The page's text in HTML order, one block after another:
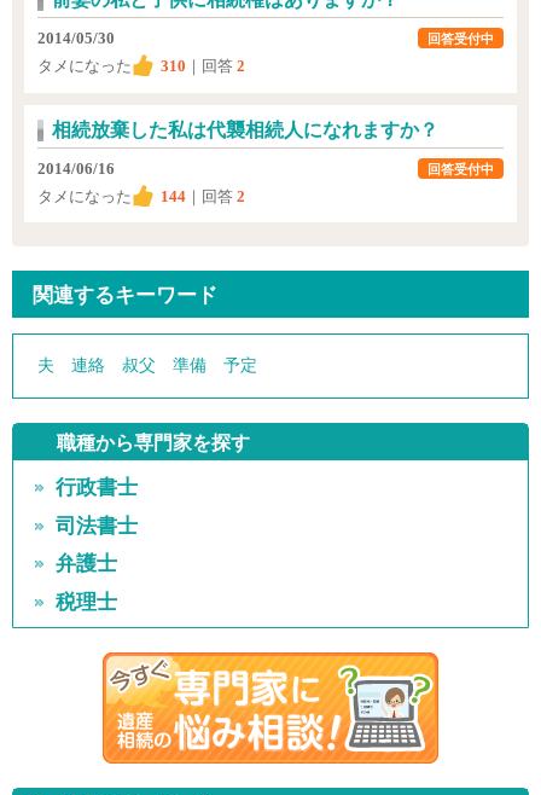
2014/05/30
タメになった
310 ｜回答 2
回答受付中
相続放棄した私は代襲相続人になれますか？
2014/06/16
タメになった
144 ｜回答 2
回答受付中
関連するキーワード
夫 連絡 叔父 準備 予定
職種から専門家を探す
行政書士
司法書士
弁護士
税理士